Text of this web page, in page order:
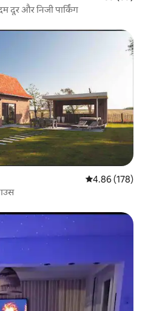
दूर और निजी पार्किंग
औसत रेटिंग 5 में से
4.86 (178)